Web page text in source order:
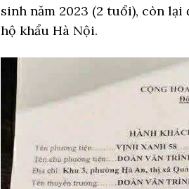
sinh năm 2023 (2 tuổi), còn
hộ khẩu Hà Nội.